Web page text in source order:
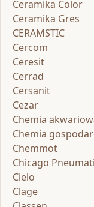
Ceramika Color
Ceramika Gres
CERAMSTIC
Cercom
Ceresit
Cerrad
Cersanit
Cezar
Chemia
Chemia
Chemmot
Chicago
Cielo
Clage